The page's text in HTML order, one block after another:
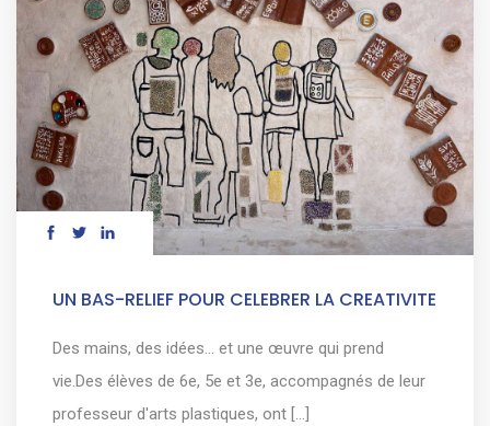
UN BAS-RELIEF POUR CELEBRER LA CREATIVITE
Des mains, des idées… et une œuvre qui prend
vie.Des élèves de 6e, 5e et 3e, accompagnés de leur
professeur d'arts plastiques, ont [...]